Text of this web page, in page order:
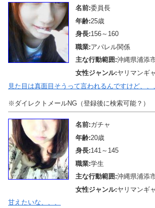
名前:委員長
年齢:25歳
身長:156～160
職業:アパレル関係
主な行動範囲:沖縄県浦添
女性ジャンル:ヤリマンギ
見た目は真面目そうって言われるんですけど、、
※ダイレクトメールNG（登録後に検索可能？）
名前:ガチャ
年齢:20歳
身長:141～145
職業:学生
主な行動範囲:沖縄県浦添
女性ジャンル:ヤリマンギ
甘えたいな、、、